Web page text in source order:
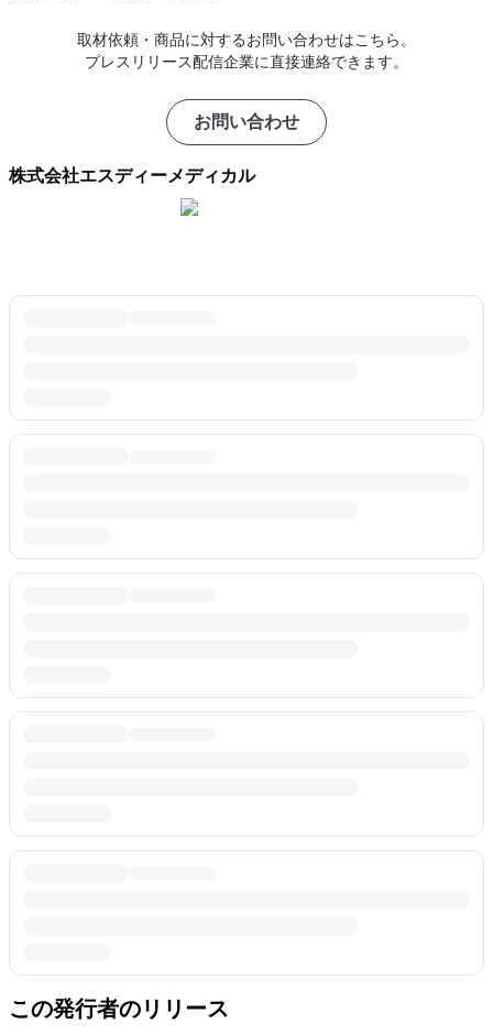
取材依頼・商品に対するお問い合わせはこちら。
プレスリリース配信企業に直接連絡できます。
お問い合わせ
株式会社エスディーメディカル
この発行者のリリース